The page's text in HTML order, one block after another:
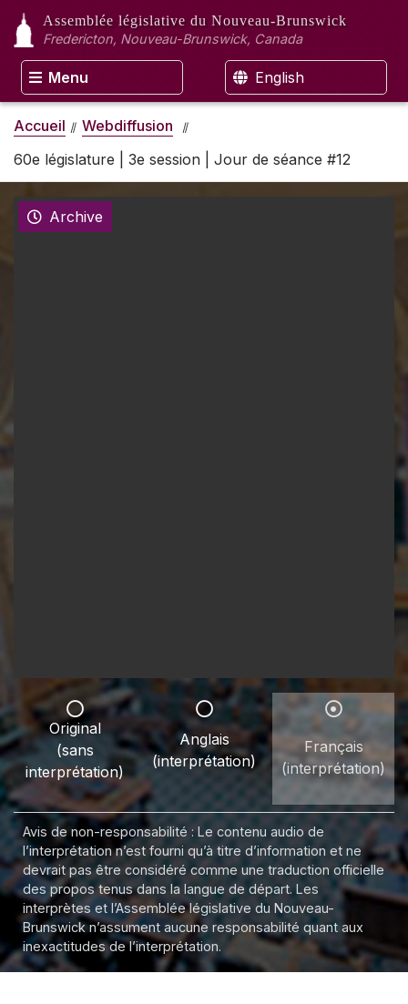
Assemblée législative du Nouveau-Brunswick
Fredericton, Nouveau-Brunswick, Canada
Menu English
Accueil
Webdiffusion
60e législature | 3e session | Jour de séance #12
Archive
Original
(sans
interprétation)
Anglais
(interprétation)
Français
(interprétation)
Avis de non-responsabilité : Le contenu audio de
l’interprétation n’est fourni qu’à titre d’information et ne
devrait pas être considéré comme une traduction officielle
des propos tenus dans la langue de départ. Les
interprètes et l’Assemblée législative du Nouveau-
Brunswick n’assument aucune responsabilité quant aux
inexactitudes de l’interprétation.